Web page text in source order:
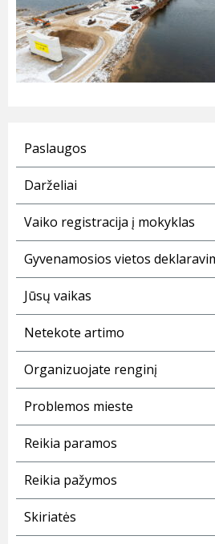
Paslaugos
Darželiai
Vaiko registracija į mokyklas
Gyvenamosios vietos
Jūsų vaikas
Netekote artimo
Organizuojate renginį
Problemos mieste
Reikia paramos
Reikia pažymos
Skiriatės